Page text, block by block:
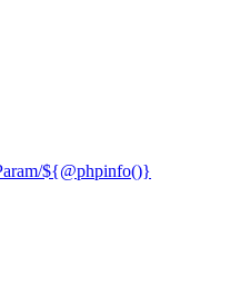
${@phpinfo()}